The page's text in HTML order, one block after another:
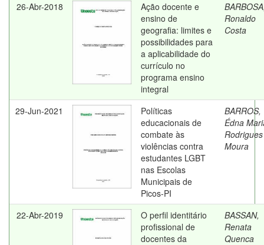
26-Abr-2018
Ação docente e
ensino de
geografia: limites e
possibilidades para
a aplicabilidade do
currículo no
programa ensino
integral
Ronaldo
Costa
29-Jun-2021
Políticas
educacionais de
combate às
violências contra
estudantes LGBT
nas Escolas
Municipais de
Picos-PI
BARROS,
Édna
Rodrigues
Moura
22-Abr-2019
O perfil identitário
profissional de
docentes da
BASSAN,
Renata
Quenca